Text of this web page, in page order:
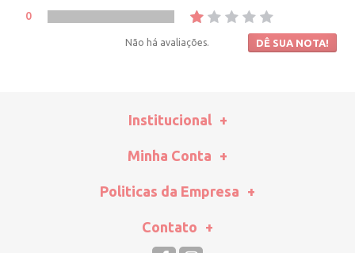
0
Não há avaliações. DÊ SUA NOTA!
Institucional
Minha Conta
Politicas da Empresa
Contato